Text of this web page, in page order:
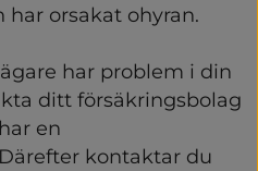
har orsakat ohyran.
har problem i din
ditt försäkringsbolag
en
kontaktar du